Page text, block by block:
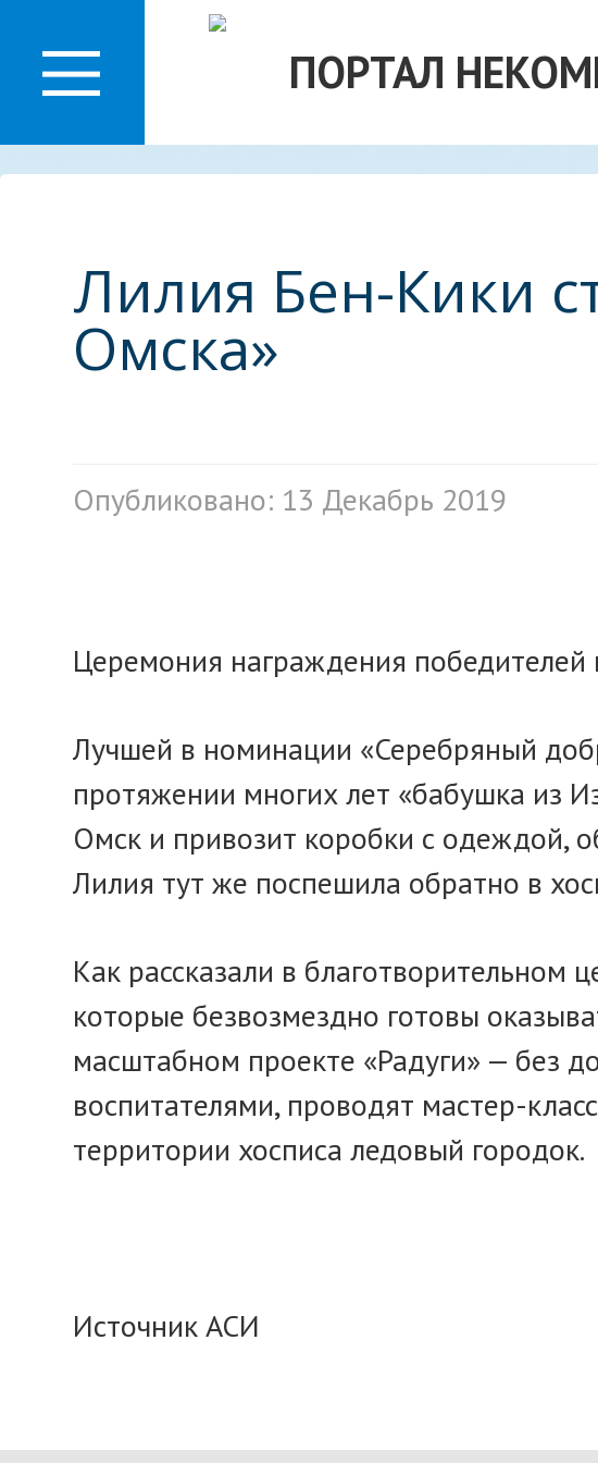
ПОРТАЛ
Лилия Бен-Кики
Омска»
Опубликовано: 13 Декабрь 2019
Церемония награждения
Лучшей в номинации «Серебряный
протяжении многих лет «бабушка из
Омск и привозит коробки с одеждой,
Лилия тут же поспешила обратно в
Как рассказали в благотворительном
которые безвозмездно готовы
масштабном проекте «Радуги» — без
воспитателями, проводят мастер-
территории хосписа ледовый городок.
Источник АСИ